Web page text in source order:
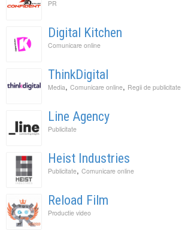
PR
Digital Kitchen
Comunicare online
ThinkDigital
Media, Comunicare online, Regii de publicitate
Line Agency
Publicitate
Heist Industries
Publicitate, Comunicare online
Reload Film
Productie video